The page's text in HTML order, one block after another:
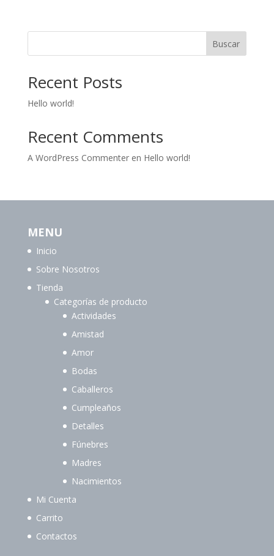
Buscar
Recent Posts
Hello world!
Recent Comments
A WordPress Commenteren Hello world!
MENU
Inicio
Sobre Nosotros
Tienda
Categorías de producto
Actividades
Amistad
Amor
Bodas
Caballeros
Cumpleaños
Detalles
Fúnebres
Madres
Nacimientos
Mi Cuenta
Carrito
Contactos